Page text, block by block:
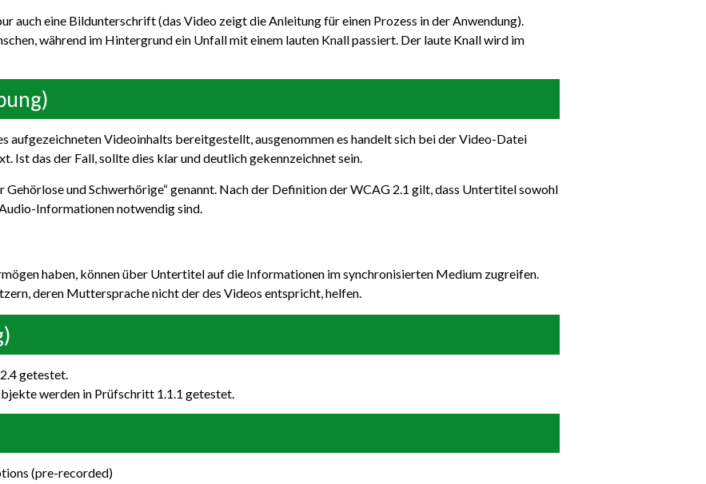
auch eine Bildunterschrift (das Video zeigt die Anleitung für einen Prozess in der Anwendung).
während im Hintergrund ein Unfall mit einem lauten Knall passiert. Der laute Knall wird im
aufgezeichneten Videoinhalts bereitgestellt, ausgenommen es handelt sich bei der Video-Datei
Ist das der Fall, sollte dies klar und deutlich gekennzeichnet sein.
und Schwerhörige“ genannt. Nach der Definition der WCAG 2.1 gilt, dass Untertitel sowohl
Informationen notwendig sind.
haben, können über Untertitel auf die Informationen im synchronisierten Medium zugreifen.
deren Muttersprache nicht der des Videos entspricht, helfen.
getestet.
werden in Prüfschritt 1.1.1 getestet.
(pre-recorded)